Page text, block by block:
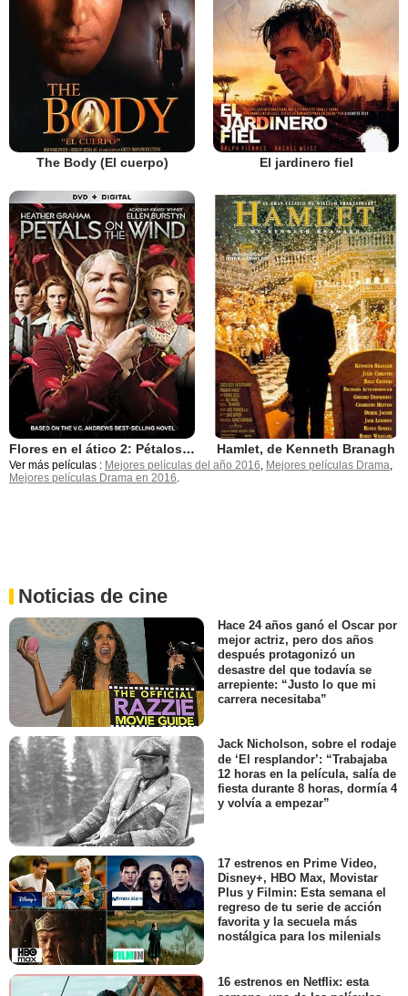
The Body (El cuerpo) El jardinero fiel
Flores en el ático 2: Pétalos al viento Hamlet, de Kenneth Branagh
Ver más películas : Mejores películas del año 2016, Mejores películas Drama,
Mejores películas Drama en 2016.
Noticias de cine
Hace 24 años ganó el Oscar por
mejor actriz, pero dos años
después protagonizó un
desastre del que todavía se
arrepiente: “Justo lo que mi
carrera necesitaba”
Jack Nicholson, sobre el rodaje
de ‘El resplandor’: “Trabajaba
12 horas en la película, salía de
fiesta durante 8 horas, dormía 4
y volvía a empezar”
17 estrenos en Prime Video,
Disney+, HBO Max, Movistar
Plus y Filmin: Esta semana el
regreso de tu serie de acción
favorita y la secuela más
nostálgica para los milenials
16 estrenos en Netflix: esta